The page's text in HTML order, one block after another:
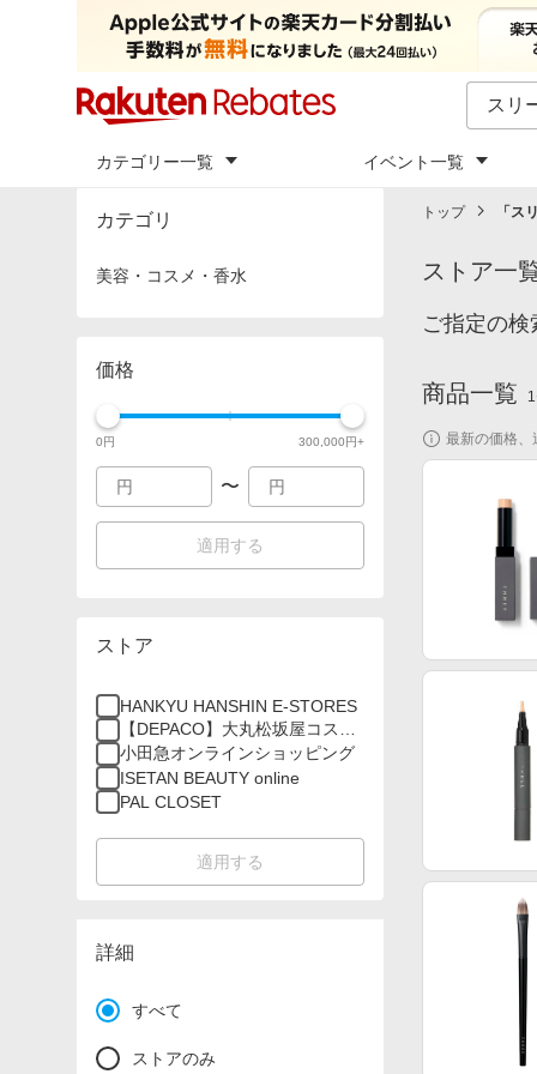
カテゴリー一覧 イベント一覧
カテゴリ
美容・コスメ・香水
価格
0円 300,000円+
〜
適用する
ストア
HANKYU HANSHIN E-STORES
【DEPACO】大丸松坂屋コスメ
オンラインストア
小田急オンラインショッピング
ISETAN BEAUTY online
PAL CLOSET
適用する
詳細
すべて
ストアのみ
トップ 「 ス
ストア一
ご指定の
商品一覧 1
最新の価格、